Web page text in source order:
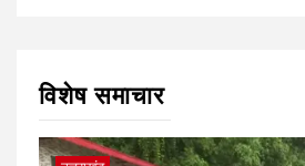
विशेष समाचार